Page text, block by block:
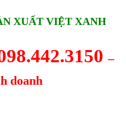
XUẤT VIỆT XANH
–
doanh